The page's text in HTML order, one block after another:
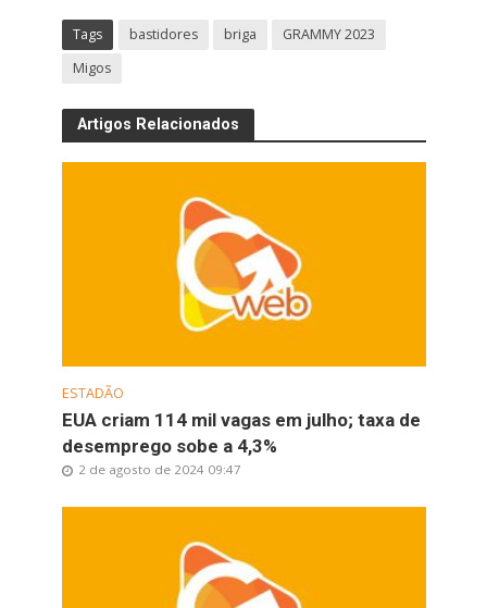
Tags bastidores briga
GRAMMY 2023
Migos
Artigos Relacionados
ESTADÃO
EUA criam 114 mil vagas em julho; taxa de
desemprego sobe a 4,3%
2 de agosto de 2024 09:47